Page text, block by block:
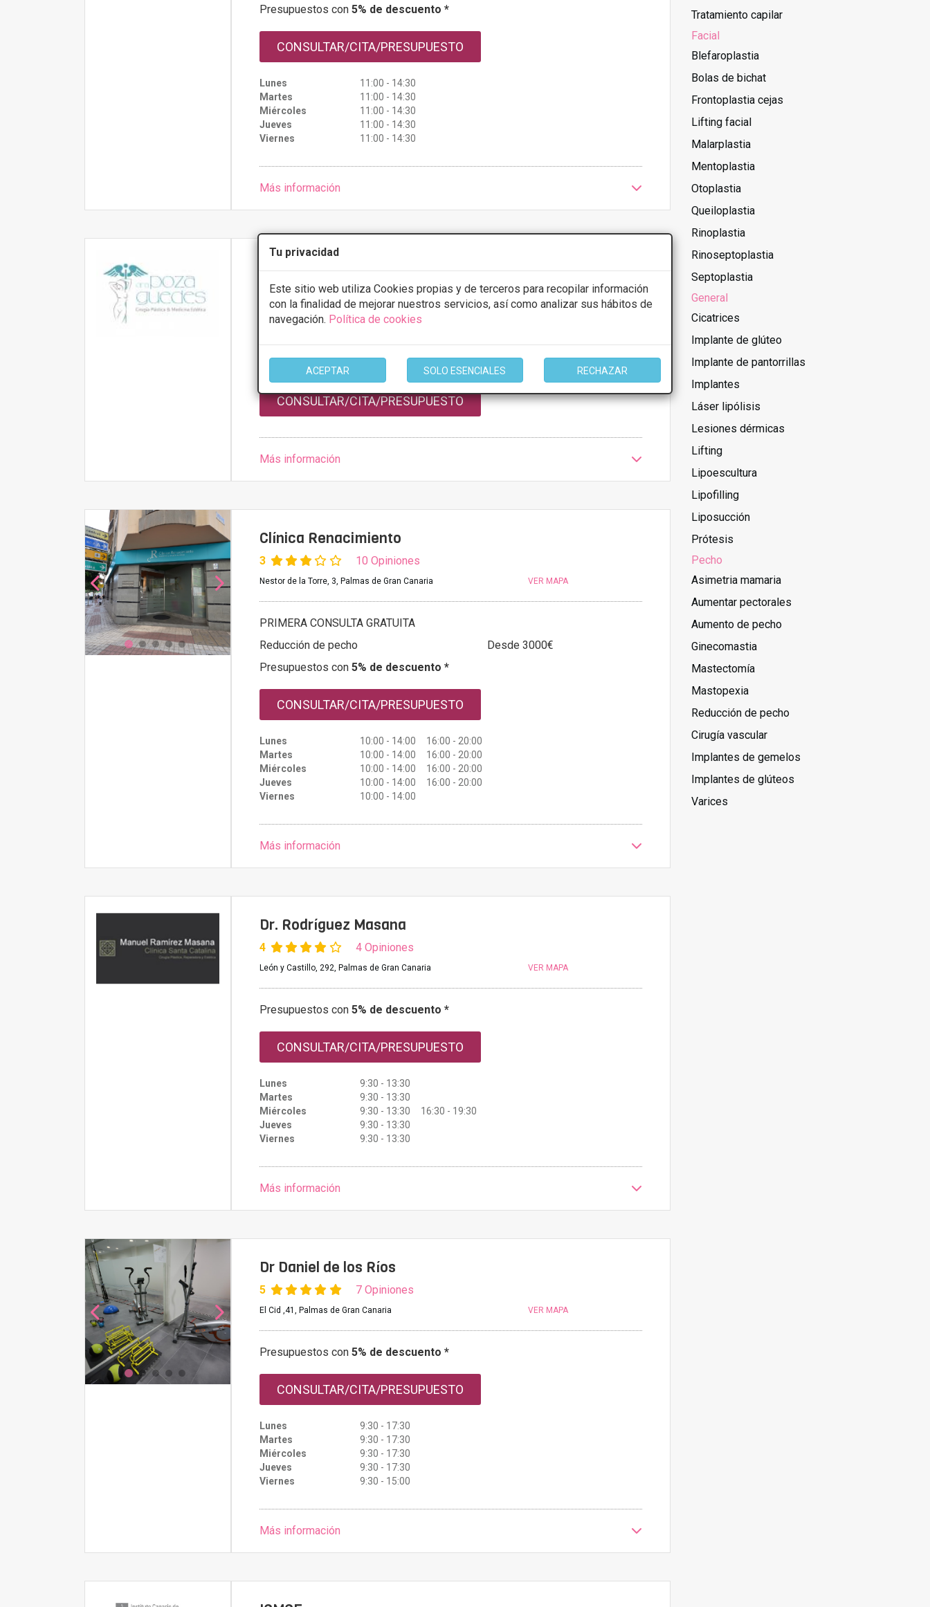
Tu privacidad
Este sitio web utiliza Cookies propias y de terceros para recopilar información
con la finalidad de mejorar nuestros servicios, así como analizar sus hábitos de
navegación. Política de cookies
ACEPTAR SOLO ESENCIALES RECHAZAR
Presupuestos con 5% de descuento *
CONSULTAR/CITA/PRESUPUESTO
Lunes
11:00 - 14:30
Martes
11:00 - 14:30
Miércoles
11:00 - 14:30
Jueves
11:00 - 14:30
Viernes
11:00 - 14:30
Más información
Dra. Estefania Poza Guedes
1 Opiniones
C/ Archivero Joaquin Blanco Montesdeoca, 3. CP: 35019,
Palmas de Gran Canaria
VER MAPA
PRIMERA CONSULTA GRATUITA & FINANCIACIÓN A MEDIDA
CONSULTAR/CITA/PRESUPUESTO
Más información
Clínica Renacimiento
3 10 Opiniones
Nestor de la Torre, 3, Palmas de Gran Canaria VER MAPA
PRIMERA CONSULTA GRATUITA
Reducción de pecho
Desde 3000€
Presupuestos con 5% de descuento *
CONSULTAR/CITA/PRESUPUESTO
Lunes
10:00 - 14:00 16:00 - 20:00
Martes
10:00 - 14:00 16:00 - 20:00
Miércoles
10:00 - 14:00 16:00 - 20:00
Jueves
10:00 - 14:00 16:00 - 20:00
Viernes
10:00 - 14:00
Más información
Dr. Rodríguez Masana
4 4 Opiniones
León y Castillo, 292, Palmas de Gran Canaria VER MAPA
Presupuestos con 5% de descuento *
CONSULTAR/CITA/PRESUPUESTO
Lunes
9:30 - 13:30
Martes
9:30 - 13:30
Miércoles
9:30 - 13:30 16:30 - 19:30
Jueves
9:30 - 13:30
Viernes
9:30 - 13:30
Más información
Dr Daniel de los Ríos
5 7 Opiniones
El Cid ,41, Palmas de Gran Canaria VER MAPA
Presupuestos con 5% de descuento *
CONSULTAR/CITA/PRESUPUESTO
Lunes
9:30 - 17:30
Martes
9:30 - 17:30
Miércoles
9:30 - 17:30
Jueves
9:30 - 17:30
Viernes
9:30 - 15:00
Más información
Tratamiento capilar
Facial
Blefaroplastia
Bolas de bichat
Frontoplastia cejas
Lifting facial
Malarplastia
Mentoplastia
Otoplastia
Queiloplastia
Rinoplastia
Rinoseptoplastia
Septoplastia
General
Cicatrices
Implante de glúteo
Implante de pantorrillas
Implantes
Láser lipólisis
Lesiones dérmicas
Lifting
Lipoescultura
Lipofilling
Liposucción
Prótesis
Pecho
Asimetria mamaria
Aumentar pectorales
Aumento de pecho
Ginecomastia
Mastectomía
Mastopexia
Reducción de pecho
Cirugía vascular
Implantes de gemelos
Implantes de glúteos
Varices